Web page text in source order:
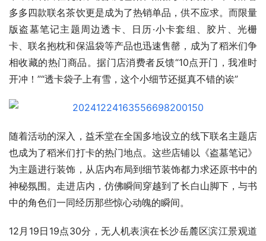
多多四款联名茶饮更是成为了热销单品，供不应求。而限量
版盗墓笔记主题周边透卡、日历·小卡套组、胶片、光栅
卡、联名抱枕和保温袋等产品也迅速售罄，成为了稻米们争
相收藏的热门商品。据门店消费者反馈“10点开门，我准时
开冲！”“透卡袋子上有雪，这个小细节还挺真不错的诶”
随着活动的深入，益禾堂在全国多地设立的线下联名主题店
也成为了稻米们打卡的热门地点。这些店铺以《盗墓笔记》
为主题进行装饰，从店内布局到细节装饰都力求还原书中的
神秘氛围。走进店内，仿佛瞬间穿越到了长白山脚下，与书
中的角色们一同经历那些惊心动魄的瞬间。
12月19日19点30分，无人机表演在长沙岳麓区滨江景观道